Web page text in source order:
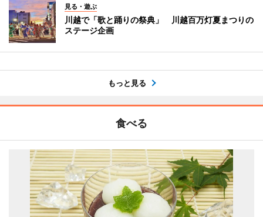
見る・遊ぶ
川越で「歌と踊りの祭典」 川越百万灯夏まつりの
ステージ企画
もっと見る
食べる